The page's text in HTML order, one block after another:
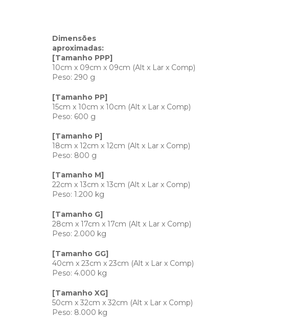
Dimensões
[Tamanho PPP]
10cm x 09cm x 09cm (Alt x Lar x Comp)
Peso: 290 g
[Tamanho PP]
15cm x 10cm x 10cm (Alt x Lar x Comp)
Peso: 600 g
[Tamanho P]
18cm x 12cm x 12cm (Alt x Lar x Comp)
Peso: 800 g
[Tamanho M]
22cm x 13cm x 13cm (Alt x Lar x Comp)
Peso: 1.200 kg
[Tamanho G]
28cm x 17cm x 17cm (Alt x Lar x Comp)
Peso: 2.000 kg
[Tamanho GG]
40cm x 23cm x 23cm (Alt x Lar x Comp)
Peso: 4.000 kg
[Tamanho XG]
50cm x 32cm x 32cm (Alt x Lar x Comp)
Peso: 8.000 kg